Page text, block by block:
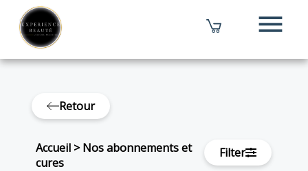
menu
Retour
Accueil >Nos abonnements et
cures
Filter